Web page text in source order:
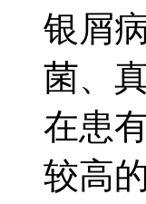
银屑
菌、
在患
较高